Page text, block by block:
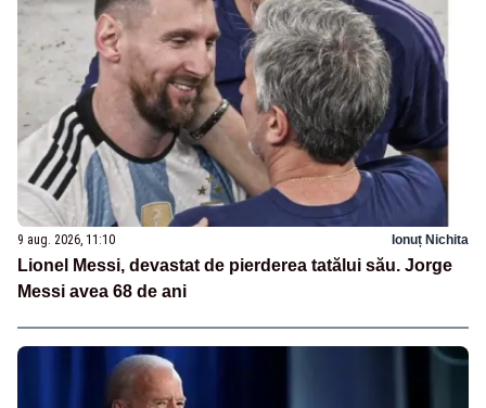
9 aug. 2026, 11:10 Ionuț Nichita
Lionel Messi, devastat de pierderea tatălui său. Jorge
Messi avea 68 de ani